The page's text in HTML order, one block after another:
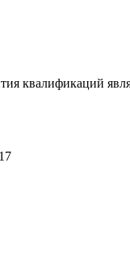
квалификаций